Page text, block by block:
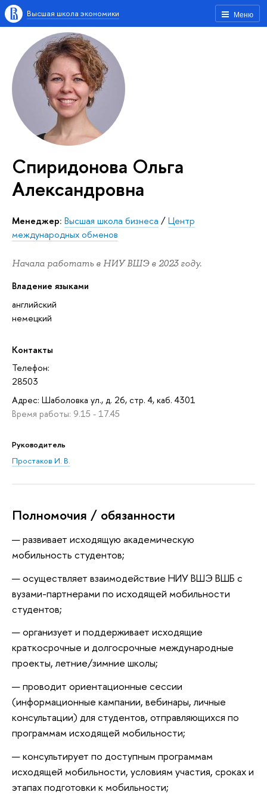
Меню
Высшая школа экономики
Спиридонова Ольга
Александровна
Менеджер: Высшая школа бизнеса /Центр
международных обменов
Начала работать в НИУ ВШЭ в 2023 году.
Владение языками
английский
немецкий
Контакты
Телефон:
28503
Адрес: Шаболовка ул., д. 26, стр. 4, каб. 4301
Время работы: 9.15 - 17.45
Руководитель
Простаков И. В.
Полномочия / обязанности
развивает исходящую академическую
мобильность студентов;
осуществляет взаимодействие НИУ ВШЭ ВШБ с
вузами-партнерами по исходящей мобильности
студентов;
организует и поддерживает исходящие
краткосрочные и долгосрочные международные
проекты, летние/зимние школы;
проводит ориентационные сессии
(информационные кампании, вебинары, личные
консультации) для студентов, отправляющихся по
программам исходящей мобильности;
консультирует по доступным программам
исходящей мобильности, условиям участия, сроках и
этапах подготовки к мобильности;